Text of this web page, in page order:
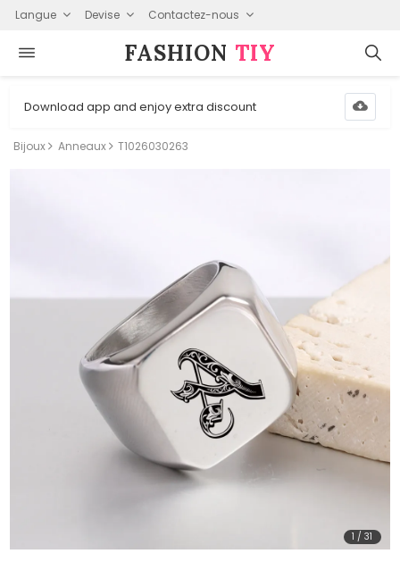
Langue Devise Contactez-nous
FASHION⁠ TIY
Download app and enjoy extra discount
Bijoux Anneaux T1026030263
1 /31